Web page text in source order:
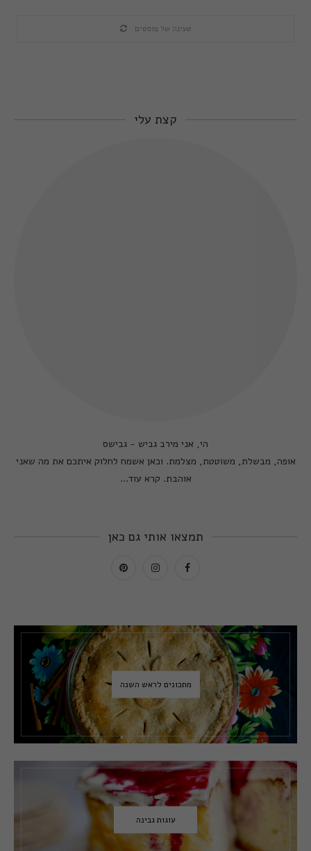
טעינה של פוסטים
קצת עלי
הי, אני מירב גביש - גבישס
אופה, מבשלת, משוטטת, מצלמת. וכאן אשמח לחלוק איתכם את מה שאני
אוהבת. קרא עוד...
תמצאו אותי גם כאן
מתכונים לראש השנה
עוגות גבינה